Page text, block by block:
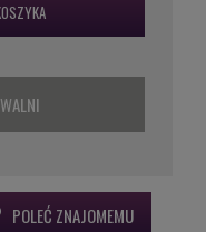
POLEĆ ZNAJOMEMU